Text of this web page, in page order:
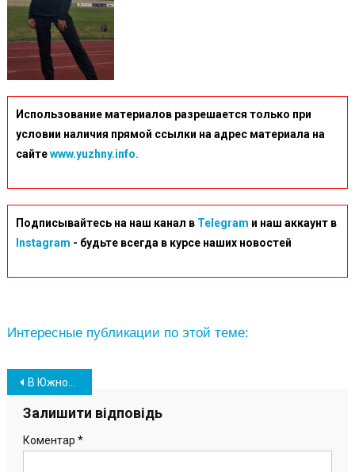
Использование материалов разрешается только при
условии наличия прямой ссылки на адрес материала на
сайтеwww.yuzhny.info.
Подписывайтесь на наш канал в Telegram и наш аккаунт в
Instagram - будьте всегда в курсе наших новостей
Интересные публикации по этой теме:
Навігація
записів
В Южном определены стипендиаты городского головы
Залишити відповідь
Коментар *